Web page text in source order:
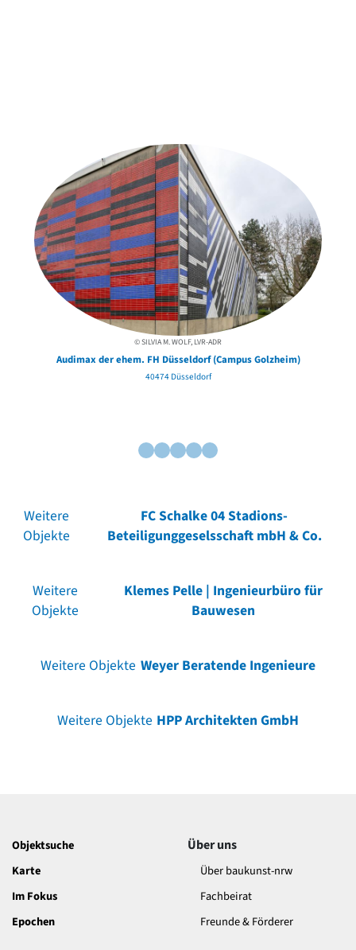
© SILVIA M. WOLF, LVR-ADR
Audimax der ehem. FH Düsseldorf (Campus Golzheim)
40474 Düsseldorf
Weitere
Objekte
FC Schalke 04 Stadions-
Beteiligunggeselsschaft mbH & Co.
Weitere
Objekte
Klemes Pelle | Ingenieurbüro für
Bauwesen
Weitere Objekte Weyer Beratende Ingenieure
Weitere Objekte HPP Architekten GmbH
Objektsuche
Karte
Im Fokus
Epochen
Über uns
Über baukunst-nrw
Fachbeirat
Freunde & Förderer